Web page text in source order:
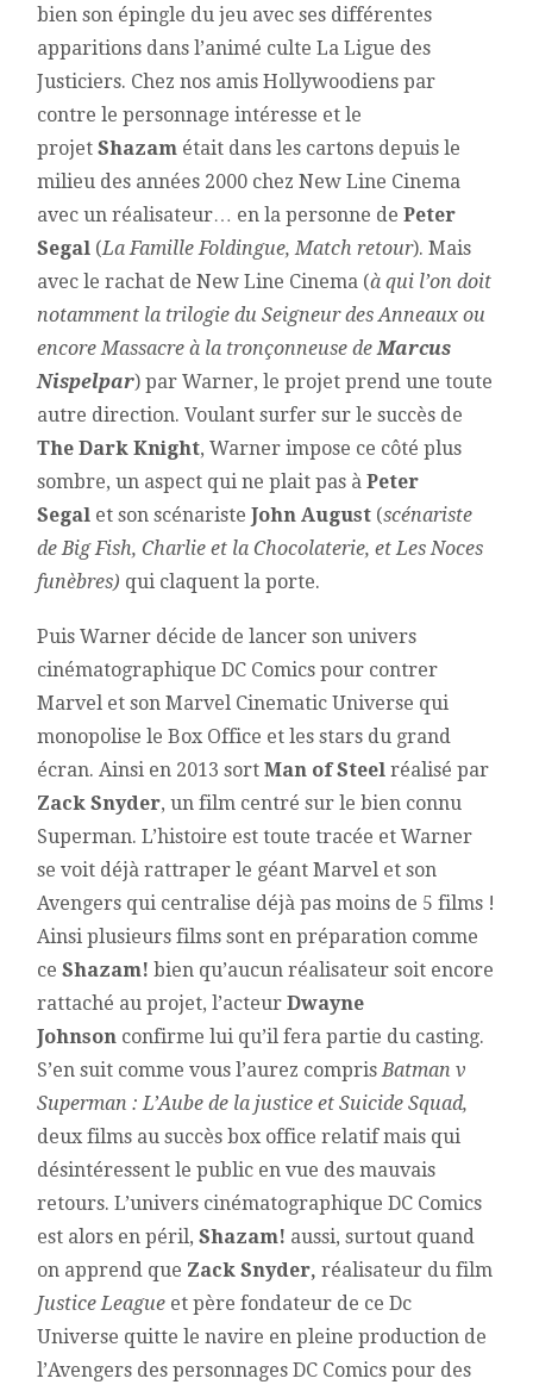
bien son épingle du jeu avec ses différentes
apparitions dans l’animé culte La Ligue des
Justiciers. Chez nos amis Hollywoodiens par
contre le personnage intéresse et le
projetShazam était dans les cartons depuis le
milieu des années 2000 chez New Line Cinema
avec un réalisateur… en la personne dePeter
Segal (La Famille Foldingue, Match retour). Mais
avec le rachat de New Line Cinema (à qui l’on doit
notamment la trilogie du Seigneur des Anneaux ou
encore Massacre à la tronçonneuse deMarcus
Nispelpar) par Warner, le projet prend une toute
autre direction. Voulant surfer sur le succès de
The Dark Knight, Warner impose ce côté plus
sombre, un aspect qui ne plait pas àPeter
Segal et son scénaristeJohn August (scénariste
de Big Fish, Charlie et la Chocolaterie, et Les Noces
funèbres) qui claquent la porte.
Puis Warner décide de lancer son univers
cinématographique DC Comics pour contrer
Marvel et son Marvel Cinematic Universe qui
monopolise le Box Office et les stars du grand
écran. Ainsi en 2013 sortMan of Steel réalisé par
Zack Snyder, un film centré sur le bien connu
Superman. L’histoire est toute tracée et Warner
se voit déjà rattraper le géant Marvel et son
Avengers qui centralise déjà pas moins de 5 films !
Ainsi plusieurs films sont en préparation comme
ce Shazam! bien qu’aucun réalisateur soit encore
rattaché au projet, l’acteurDwayne
Johnson confirme lui qu’il fera partie du casting.
S’en suit comme vous l’aurez comprisBatman v
Superman : L’Aube de la justice et Suicide Squad,
deux films au succès box office relatif mais qui
désintéressent le public en vue des mauvais
retours. L’univers cinématographique DC Comics
est alors en péril,Shazam! aussi, surtout quand
on apprend que Zack Snyder, réalisateur du film
Justice League et père fondateur de ce Dc
Universe quitte le navire en pleine production de
l’Avengers des personnages DC Comics pour des